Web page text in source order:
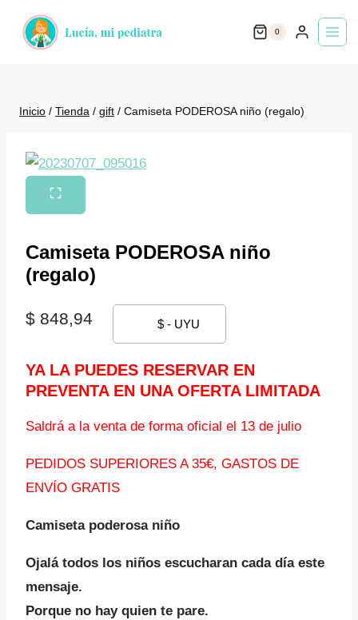
0
Inicio / Tienda / gift / Camiseta PODEROSA niño (regalo)
Camiseta PODEROSA niño
(regalo)
$ 848,94 $ - UYU
YA LA PUEDES RESERVAR EN
PREVENTA EN UNA OFERTA LIMITADA
Saldrá a la venta de forma oficial el 13 de julio
PEDIDOS SUPERIORES A 35€, GASTOS DE
ENVÍO GRATIS
Camiseta poderosa niño
Ojalá todos los niños escucharan cada día este
mensaje.
Porque no hay quien te pare.